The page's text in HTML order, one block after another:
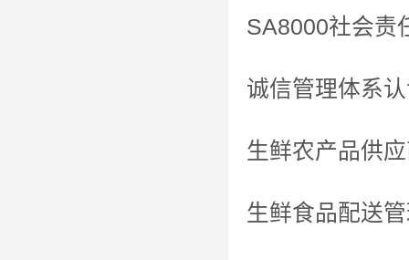
SA8000社会责
诚信管理体系
生鲜农产品供
生鲜食品配送